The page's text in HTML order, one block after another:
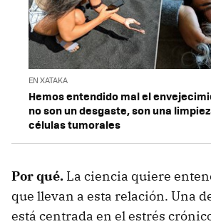
EN XATAKA
Hemos entendido mal el
no son un desgaste, son una
células tumorales
Por qué. La ciencia quiere
que llevan a esta relación. Una
está centrada en el estrés